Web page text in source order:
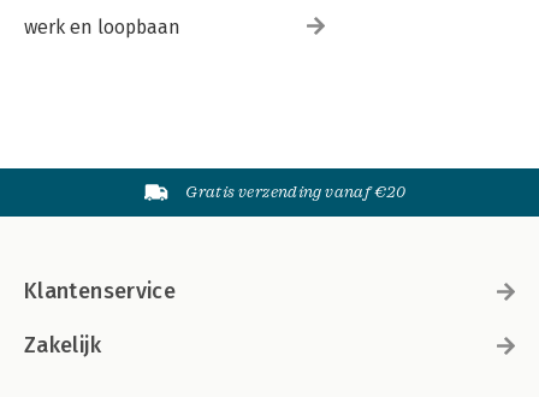
werk en loopbaan
Gratis verzending vanaf €20
Klantenservice
Zakelijk